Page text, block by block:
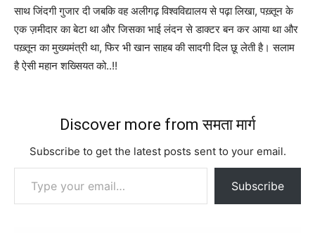
साथ जिंदगी गुजार दी जबकि वह अलीगढ़ विश्वविद्यालय से पढ़ा लिखा, पख़्तून के
एक ज़मीदार का बेटा था और जिसका भाई लंदन से डाक्टर बन कर आया था और
पख़्तून का मुख्यमंत्री था, फिर भी खान साहब की सादगी दिल छू लेती है। सलाम
है ऐसी महान शख्सियत को..!!
Discover more from समता मार्ग
Subscribe to get the latest posts sent to your email.
Type your email…
Subscribe